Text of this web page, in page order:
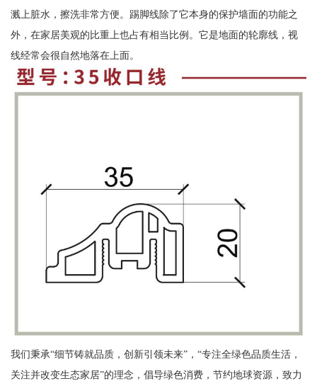
溅上脏水，擦洗非常方便。踢脚线除了它本身的保护墙面的功能之
外，在家居美观的比重上也占有相当比例。它是地面的轮廓线，视
线经常会很自然地落在上面。
我们秉承“细节铸就品质，创新引领未来”，“专注全绿色品质生活，
关注并改变生态家居”的理念，倡导绿色消费，节约地球资源，致力